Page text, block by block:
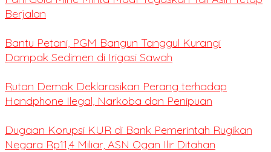
Berjalan
Bantu Petani, PGM Bangun Tanggul Kurangi
Dampak Sedimen di Irigasi Sawah
Rutan Demak Deklarasikan Perang terhadap
Handphone Ilegal, Narkoba dan Penipuan
Dugaan Korupsi KUR di Bank Pemerintah Rugikan
Negara Rp11,4 Miliar, ASN Ogan Ilir Ditahan